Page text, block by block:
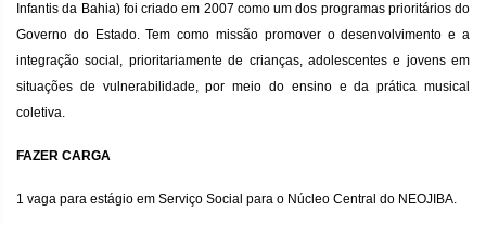
Infantis da Bahia) foi criado em 2007 como um dos programas prioritários do
Governo do Estado. Tem como missão promover o desenvolvimento e a
integração social, prioritariamente de crianças, adolescentes e jovens em
situações de vulnerabilidade, por meio do ensino e da prática musical
coletiva.
FAZER CARGA
1 vaga para estágio em Serviço Social para o Núcleo Central do NEOJIBA.